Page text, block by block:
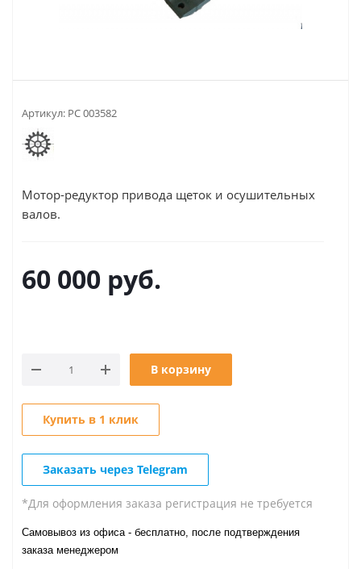
Артикул: РС 003582
Мотор-редуктор привода щеток и осушительных
валов.
60 000 руб.
В корзину
Купить в 1 клик
Заказать через Telegram
*Для оформления заказа регистрация не требуется
Самовывоз из офиса - бесплатно, после подтверждения
заказа менеджером